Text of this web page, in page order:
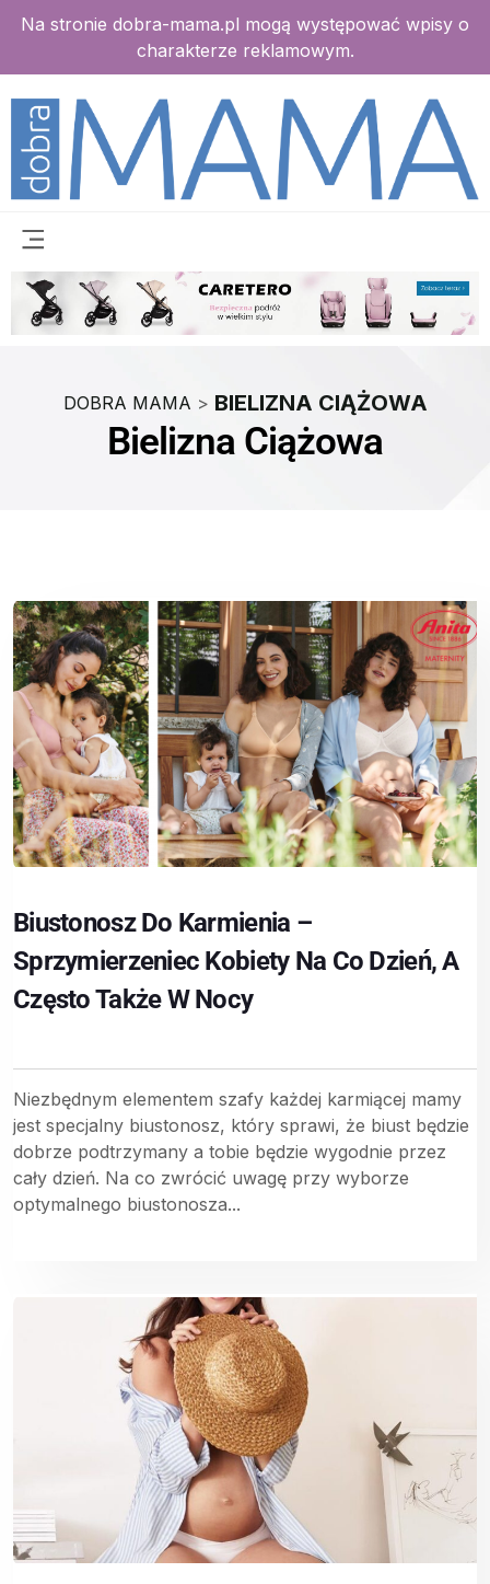
Na stronie dobra-mama.pl mogą występować wpisy o
charakterze reklamowym.
DOBRA MAMA > BIELIZNA CIĄŻOWA
Bielizna Ciążowa
Biustonosz Do Karmienia –
Sprzymierzeniec Kobiety Na Co Dzień, A
Często Także W Nocy
Niezbędnym elementem szafy każdej karmiącej mamy
jest specjalny biustonosz, który sprawi, że biust będzie
dobrze podtrzymany a tobie będzie wygodnie przez
cały dzień. Na co zwrócić uwagę przy wyborze
optymalnego biustonosza...